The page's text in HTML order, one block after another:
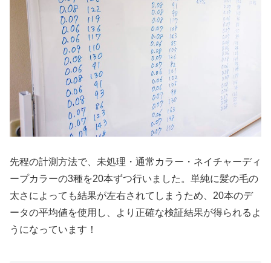
先程の計測方法で、未処理・通常カラー・ネイチャーディ
ープカラーの3種を20本ずつ行いました。単純に髪の毛の
太さによっても結果が左右されてしまうため、20本のデ
ータの平均値を使用し、より正確な検証結果が得られるよ
うになっています！